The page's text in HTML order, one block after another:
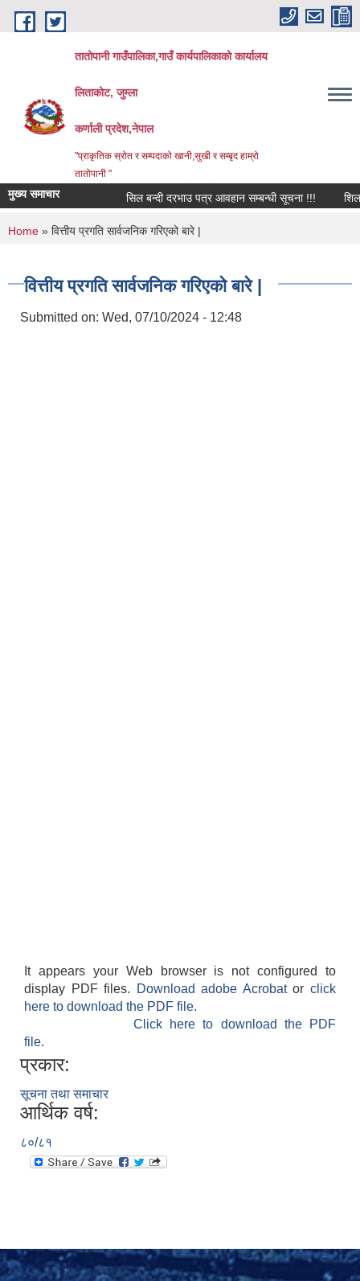
Skip to main content
तातोपानी गाउँपालिका,गाउँ कार्यपालिकाको कार्यालय
लिताकोट, जुम्ला
कर्णाली प्रदेश,नेपाल
"प्राकृतिक स्रोत र सम्पदाको खानी,सुखी र सम्बृद हाम्रो
तातोपानी "
मुख्य समाचार सिल बन्दी दरभाउ पत्र आवहान सम्बन्धी सूचना !!!
You are here
Home » वित्तीय प्रगति सार्वजनिक गरिएको बारे |
वित्तीय प्रगति सार्वजनिक गरिएको बारे |
Submitted on: Wed, 07/10/2024 - 12:48
It appears your Web browser is not configured to
display PDF files.
Download adobe Acrobatorclick
here to download the PDF file.
Click here to download the PDF
file.
प्रकार:
सूचना तथा समाचार
आर्थिक वर्ष:
८०/८१